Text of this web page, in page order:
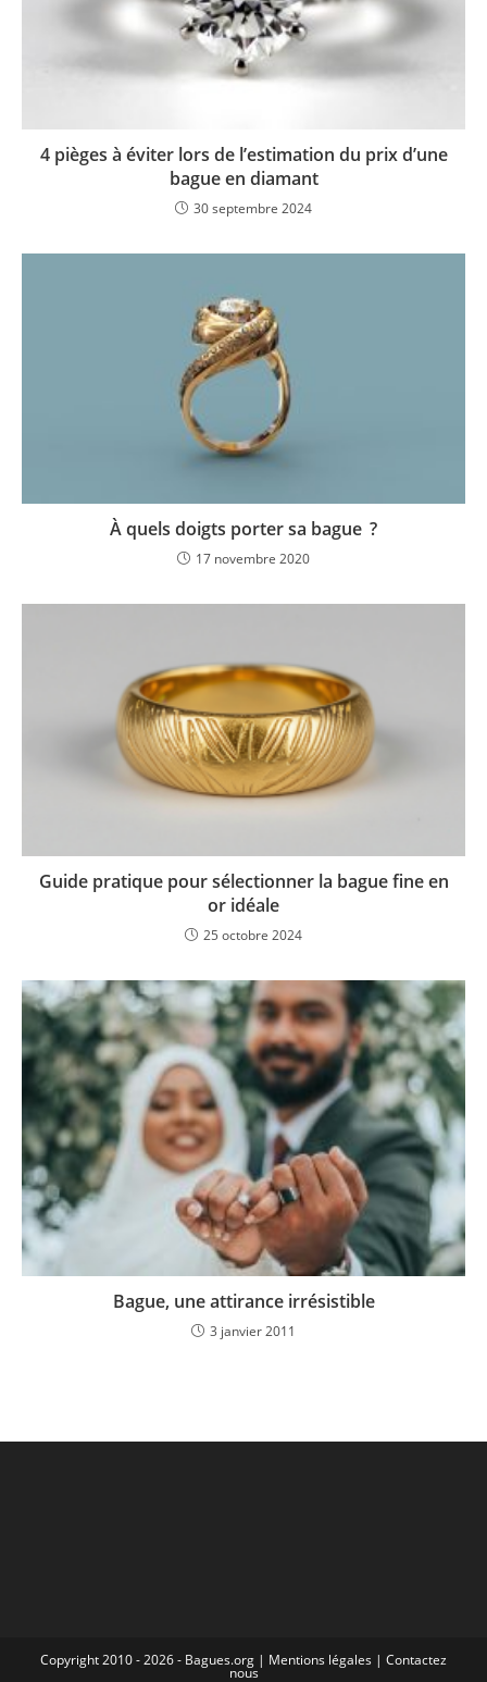
4 pièges à éviter lors de l’estimation du prix d’une
bague en diamant
30 septembre 2024
À quels doigts porter sa bague ?
17 novembre 2020
Guide pratique pour sélectionner la bague fine en
or idéale
25 octobre 2024
Bague, une attirance irrésistible
3 janvier 2011
Copyright 2010 - 2026 - Bagues.org | Mentions légales | Contactez
nous